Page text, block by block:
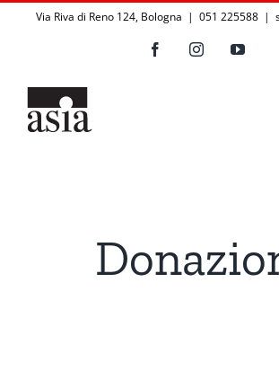
Via Riva di Reno 124, Bologna | 051 225588 |
FacebookInstagram